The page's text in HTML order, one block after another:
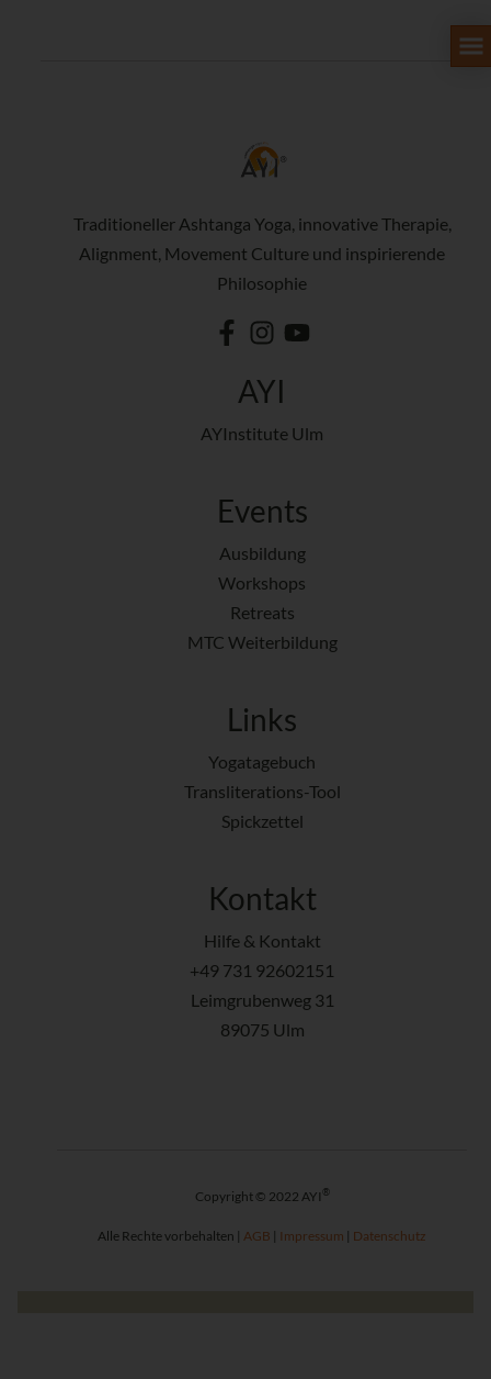
Traditioneller Ashtanga Yoga, innovative Therapie,
Alignment, Movement Culture und inspirierende
Philosophie
AYI
AYInstitute Ulm
Events
Ausbildung
Workshops
Retreats
MTC Weiterbildung
Links
Yogatagebuch
Transliterations-Tool
Spickzettel
Kontakt
Hilfe & Kontakt
+49 731 92602151
Leimgrubenweg 31
89075 Ulm
Copyright © 2022 AYI ®
Alle Rechte vorbehalten | AGB | Impressum | Datenschutz